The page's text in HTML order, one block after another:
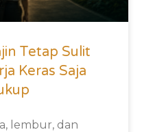
Tetap Sulit
Keras Saja
lembur, dan